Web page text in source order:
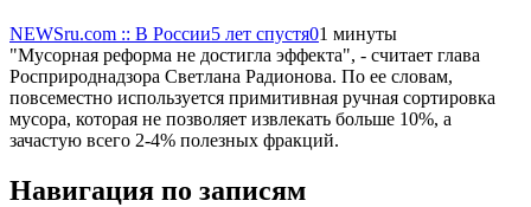
NEWSru.com :: В России5 лет спустя01 минуты
"Мусорная реформа не достигла эффекта", - считает глава
Росприроднадзора Светлана Радионова. По ее словам,
повсеместно используется примитивная ручная сортировка
мусора, которая не позволяет извлекать больше 10%, а
зачастую всего 2-4% полезных фракций.
Навигация по записям